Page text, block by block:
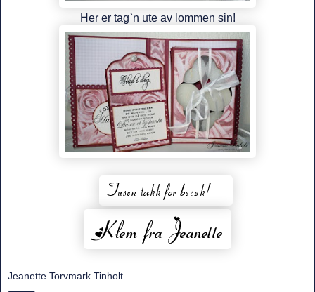
Her er tag`n ute av lommen sin!
Jeanette Torvmark Tinholt